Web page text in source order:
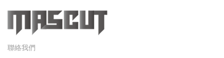
聯絡我們